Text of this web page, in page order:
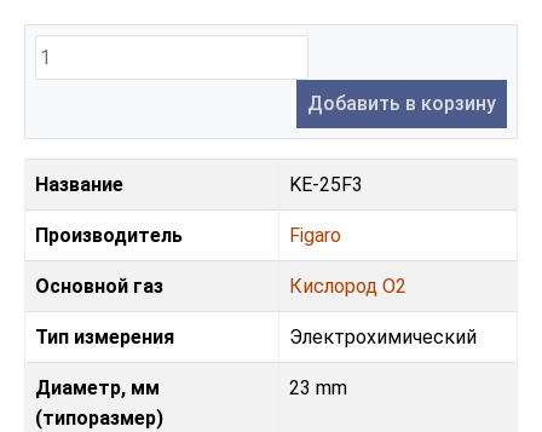
Добавить в корзину
Название KE-25F3
Производитель Figaro
Основной газ Кислород O2
Тип измерения Электрохимический
Диаметр, мм
(типоразмер)
23 mm